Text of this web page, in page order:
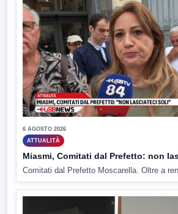
6 AGOSTO 2026
ATTUALITÀ
Miasmi, Comitati dal Prefetto: non
Comitati dal Prefetto Moscarella. Oltre a